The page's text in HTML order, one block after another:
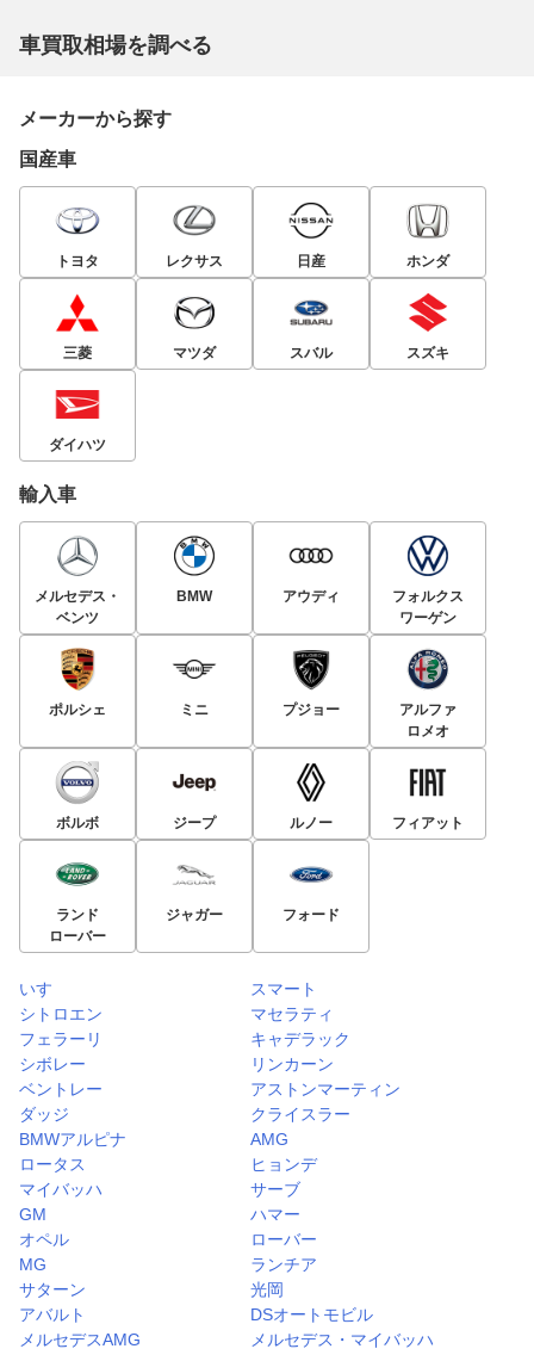
車買取相場を調べる
メーカーから探す
国産車
トヨタ レクサス 日産 ホンダ
三菱 マツダ スバル スズキ
ダイハツ
輸入車
メルセデス・
ベンツ
BMW アウディ
フォルクス
ワーゲン
ポルシェ ミニ プジョー
アルファ
ロメオ
ボルボ ジープ ルノー フィアット
ランド
ローバー
ジャガー フォード
いすゞ
スマート
シトロエン
マセラティ
フェラーリ
キャデラック
シボレー
リンカーン
ベントレー
アストンマーティン
ダッジ
クライスラー
BMWアルピナ
AMG
ロータス
ヒョンデ
マイバッハ
サーブ
GM
ハマー
オペル
ローバー
MG
ランチア
サターン
光岡
アバルト
DSオートモビル
メルセデスAMG
メルセデス・マイバッハ